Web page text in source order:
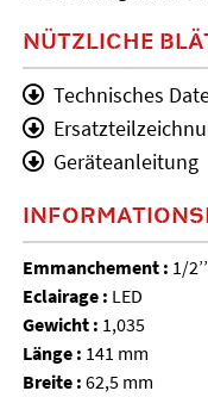
NÜTZLICHE
Technisches
Geräteanleitung
Emmanchement : 1/
Eclairage : LED
Gewicht : 1,035
Länge : 141 mm
Breite : 62,5 mm